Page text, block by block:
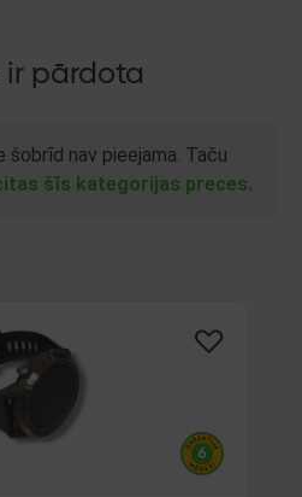
ir pārdota
nav pieejama. Taču
šīs kategorijas preces.